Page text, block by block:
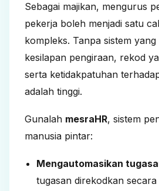
Sebagai majikan, mengurus
pekerja boleh menjadi satu
kompleks. Tanpa sistem
kesilapan pengiraan, rekod
serta ketidakpatuhan
adalah tinggi.
Gunalah mesraHR, sistem
manusia pintar:
Mengautomasikan
tugasan direkodkan